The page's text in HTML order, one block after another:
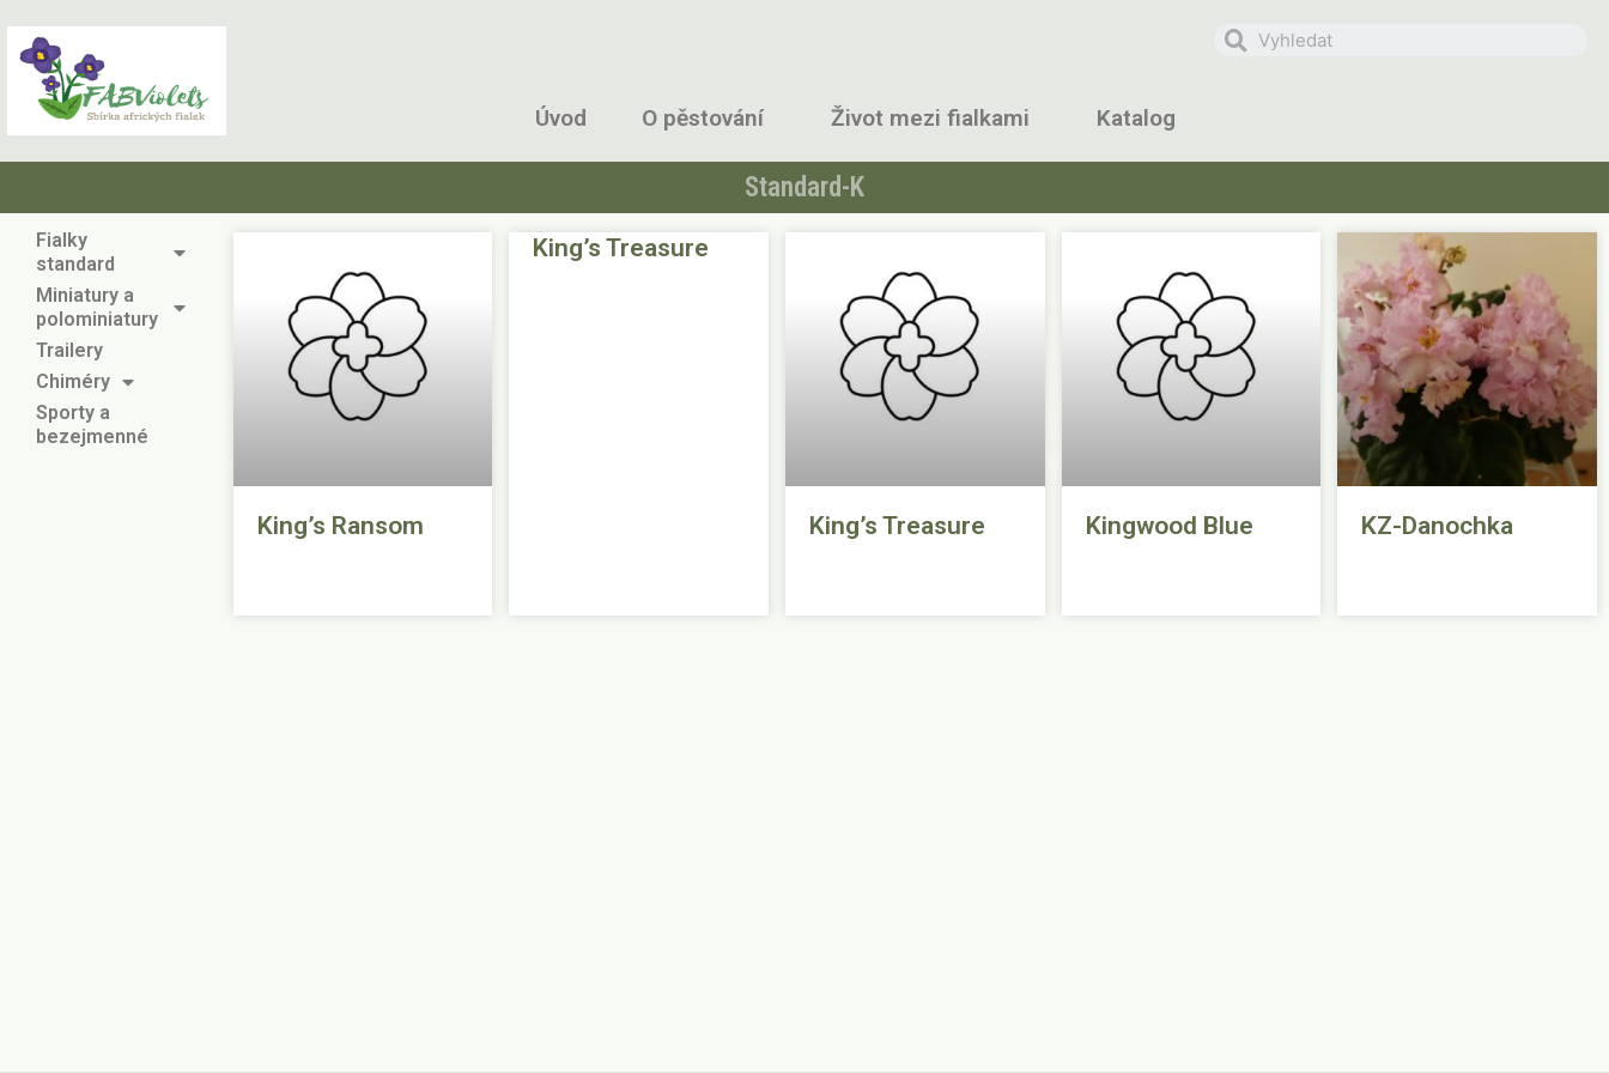
Úvod O pěstování Život mezi fialkami Katalog
Standard-K
Fialky
standard
Miniatury a
polominiatury
Trailery
Chiméry
Sporty a
bezejmenné
King’s Ransom
King’s Treasure
King’s Treasure Kingwood Blue KZ-Danochka